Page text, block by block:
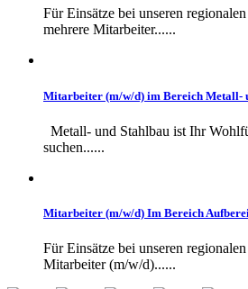
Für Einsätze bei unseren
mehrere Mitarbeiter......
Mitarbeiter (m/w/d) im Bereich Metall-
Metall- und Stahlbau ist Ihr
suchen......
Mitarbeiter (m/w/d) Im Bereich
Für Einsätze bei unseren
Mitarbeiter (m/w/d)......